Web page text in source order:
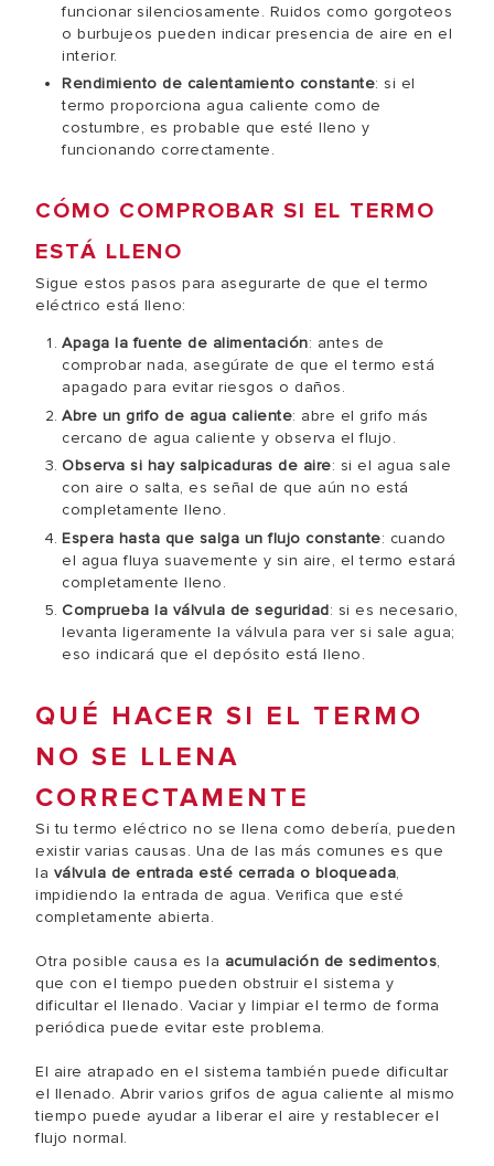
funcionar silenciosamente. Ruidos como gorgoteos
o burbujeos pueden indicar presencia de aire en el
interior.
Rendimiento de calentamiento constante: si el
termo proporciona agua caliente como de
costumbre, es probable que esté lleno y
funcionando correctamente.
CÓMO COMPROBAR SI EL TERMO
ESTÁ LLENO
Sigue estos pasos para asegurarte de que el termo
eléctrico está lleno:
Apaga la fuente de alimentación: antes de
comprobar nada, asegúrate de que el termo está
apagado para evitar riesgos o daños.
Abre un grifo de agua caliente: abre el grifo más
cercano de agua caliente y observa el flujo.
Observa si hay salpicaduras de aire: si el agua sale
con aire o salta, es señal de que aún no está
completamente lleno.
Espera hasta que salga un flujo constante: cuando
el agua fluya suavemente y sin aire, el termo estará
completamente lleno.
Comprueba la válvula de seguridad: si es necesario,
levanta ligeramente la válvula para ver si sale agua;
eso indicará que el depósito está lleno.
QUÉ HACER SI EL TERMO
NO SE LLENA
CORRECTAMENTE
Si tu termo eléctrico no se llena como debería, pueden
existir varias causas. Una de las más comunes es que
la válvula de entrada esté cerrada o bloqueada,
impidiendo la entrada de agua. Verifica que esté
completamente abierta.
Otra posible causa es la acumulación de sedimentos,
que con el tiempo pueden obstruir el sistema y
dificultar el llenado. Vaciar y limpiar el termo de forma
periódica puede evitar este problema.
El aire atrapado en el sistema también puede dificultar
el llenado. Abrir varios grifos de agua caliente al mismo
tiempo puede ayudar a liberar el aire y restablecer el
flujo normal.